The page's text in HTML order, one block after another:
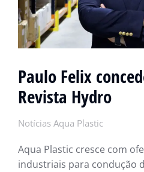
Paulo Felix
Revista Hydro
Notícias Aqua Plastic
Aqua Plastic cresce com
industriais para condução